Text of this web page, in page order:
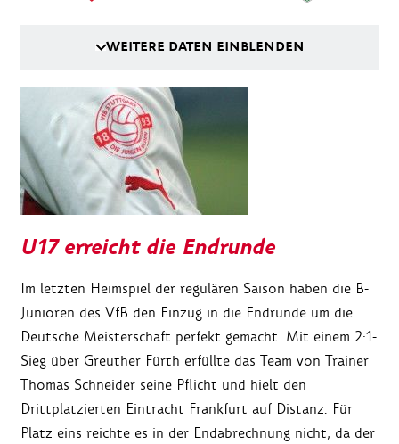
WEITERE DATEN EINBLENDEN
U17 erreicht die Endrunde
Im letzten Heimspiel der regulären Saison haben die B-
Junioren des VfB den Einzug in die Endrunde um die
Deutsche Meisterschaft perfekt gemacht. Mit einem 2:1-
Sieg über Greuther Fürth erfüllte das Team von Trainer
Thomas Schneider seine Pflicht und hielt den
Drittplatzierten Eintracht Frankfurt auf Distanz. Für
Platz eins reichte es in der Endabrechnung nicht, da der